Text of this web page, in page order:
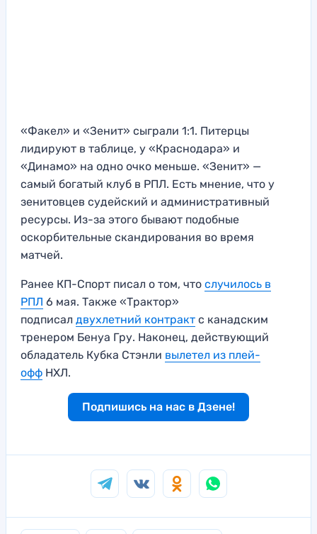
«Факел» и «Зенит» сыграли 1:1. Питерцы
лидируют в таблице, у «Краснодара» и
«Динамо» на одно очко меньше. «Зенит» —
самый богатый клуб в РПЛ. Есть мнение, что у
зенитовцев судейский и административный
ресурсы. Из-за этого бывают подобные
оскорбительные скандирования во время
матчей.
Ранее КП-Спорт писал о том, что случилось в
РПЛ 6 мая. Также «Трактор»
подписал двухлетний контракт с канадским
тренером Бенуа Гру. Наконец, действующий
обладатель Кубка Стэнли вылетел из плей-
офф НХЛ.
Подпишись на нас в Дзене!